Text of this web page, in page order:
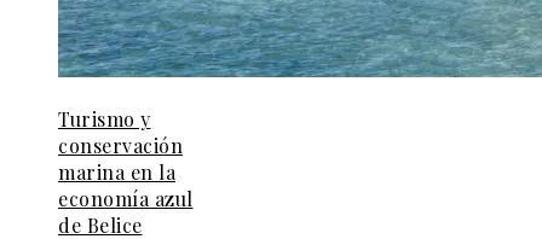
Turismo y
conservación
marina en la
economía azul
de Belice